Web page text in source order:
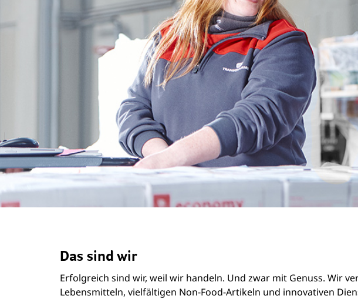
Das sind wir
Erfolgreich sind wir, weil wir handeln. Und zwar mit Genuss. Wir
Lebensmitteln, vielfältigen Non-Food-Artikeln und innovativen